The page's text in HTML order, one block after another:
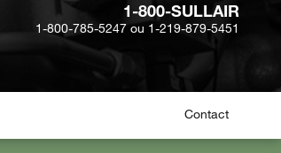
1-800-SULLAIR
1-800-785-5247 ou 1-219-879-5451
Contact